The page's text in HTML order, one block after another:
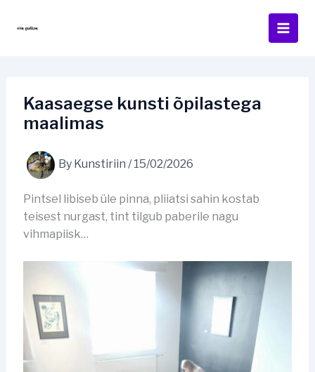
Kaasaegse kunsti õpilastega
maalimas
By Kunstiriin /15/02/2026
Pintsel libiseb üle pinna, pliiatsi sahin kostab
teisest nurgast, tint tilgub paberile nagu
vihmapiisk…